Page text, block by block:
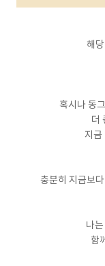
해
혹시나 동
더
지금
충분히 지금보
나
함